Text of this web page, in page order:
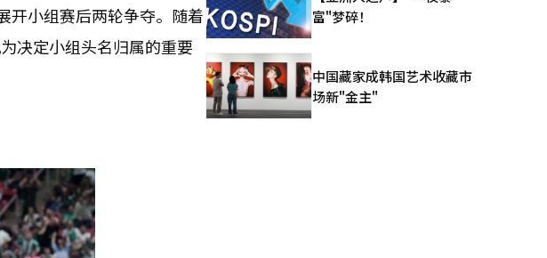
开小组赛后两轮争夺。随着
决定小组头名归属的重要
富"梦碎！
中国藏家成韩国艺术收藏市
场新"金主"